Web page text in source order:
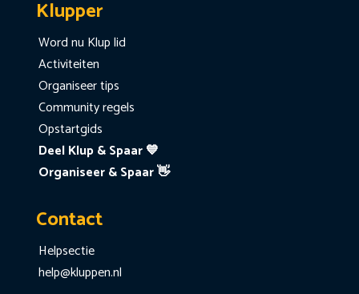
Klupper
Word nu Klup lid
Activiteiten
Organiseer tips
Community regels
Opstartgids
Deel Klup & Spaar 💙
Organiseer & Spaar 👋
Contact
Helpsectie
help@kluppen.nl